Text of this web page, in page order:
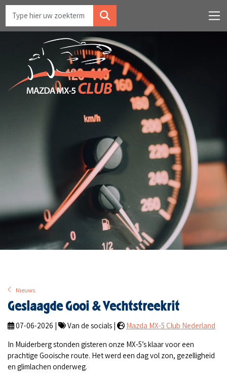
Nieuws
Geslaagde Gooi & Vechtstreekrit
07-06-2026 | Van de socials |
Mazda MX-5 Club Nederland
In Muiderberg stonden gisteren onze MX‑5’s klaar voor een
prachtige Gooische route. Het werd een dag vol zon, gezelligheid
en glimlachen onderweg.